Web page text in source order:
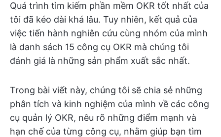
Quá trình tìm kiếm phần mềm OKR tốt nhất của
tôi đã kéo dài khá lâu. Tuy nhiên, kết quả của
việc tiến hành nghiên cứu cùng nhóm của mình
là danh sách 15 công cụ OKR mà chúng tôi
đánh giá là những sản phẩm xuất sắc nhất.
Trong bài viết này, chúng tôi sẽ chia sẻ những
phân tích và kinh nghiệm của mình về các công
cụ quản lý OKR, nêu rõ những điểm mạnh và
hạn chế của từng công cụ, nhằm giúp bạn tìm